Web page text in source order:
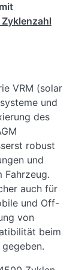
VRM (solar
und
des
robust
und
Fahrzeug.
auch für
und Off-
von
beim
gegeben.